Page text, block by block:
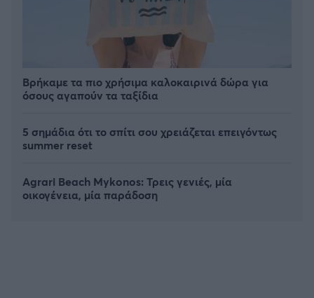
Βρήκαμε τα πιο χρήσιμα καλοκαιρινά δώρα για
όσους αγαπούν τα ταξίδια
5 σημάδια ότι το σπίτι σου χρειάζεται επειγόντως
summer reset
Agrari Beach Mykonos: Τρεις γενιές, μία
οικογένεια, μία παράδοση